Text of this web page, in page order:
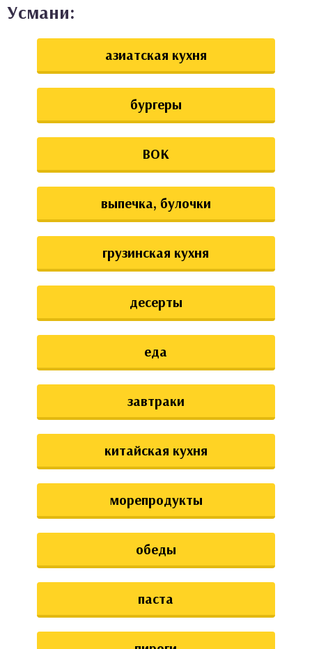
Усмани:
азиатская кухня
бургеры
ВОК
выпечка, булочки
грузинская кухня
десерты
еда
завтраки
китайская кухня
морепродукты
обеды
паста